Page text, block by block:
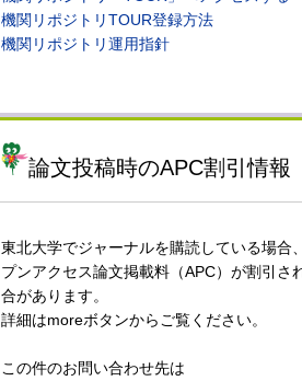
機関リポジトリTOUR登録方法
機関リポジトリ運用指針
論文投稿時のAPC割引情報
東北大学でジャーナルを購読している場合
プンアクセス論文掲載料（APC）が割引さ
合があります。
詳細はmoreボタンからご覧ください。
この件のお問い合わせ先は